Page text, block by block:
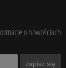
o nowościach
zapisz się